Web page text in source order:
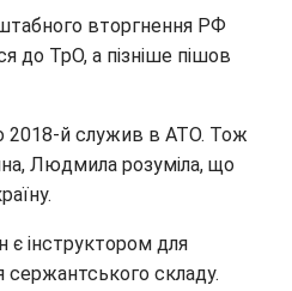
вторгнення РФ
до ТрО, а пізніше пішов
2018-й служив в АТО. Тож
Людмила розуміла, що
є інструктором для
сержантського складу.